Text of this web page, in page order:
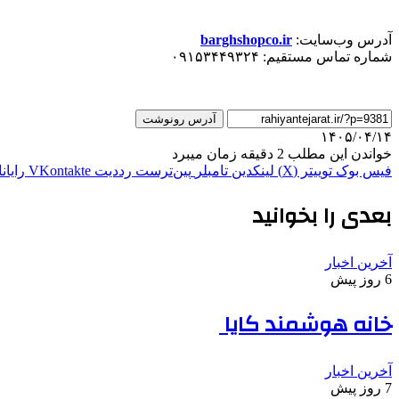
​آدرس وب‌سایت: barghshopco.ir
​شماره تماس مستقیم: ۰۹۱۵۳۴۴۹۳۲۴
آدرس رونوشت
۱۴۰۵/۰۴/۱۴
خواندن این مطلب 2 دقیقه زمان میبرد
فیس بوک توییتر (X) لینکدین ‫تامبلر ‫پین‌ترست ‫رددیت ‫VKontakte
بعدی را بخوانید
آخرین اخبار
6 روز پیش
خانه هوشمند کایا
آخرین اخبار
7 روز پیش